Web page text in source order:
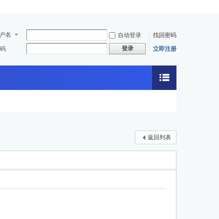
名 自动登录
找回密码
登录 立即注册
返回列表